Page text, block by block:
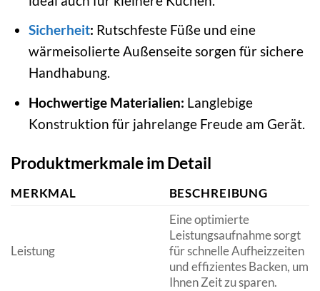
Sicherheit: Rutschfeste Füße und eine
wärmeisolierte Außenseite sorgen für sichere
Handhabung.
Hochwertige Materialien: Langlebige
Konstruktion für jahrelange Freude am Gerät.
Produktmerkmale im Detail
MERKMAL BESCHREIBUNG
Leistung
Eine optimierte
Leistungsaufnahme sorgt
für schnelle Aufheizzeiten
und effizientes Backen, um
Ihnen Zeit zu sparen.